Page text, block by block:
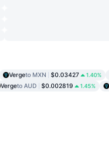
Vergeto MXN $0.03427 1.40%
Vergeto AUD $0.002819 1.45%